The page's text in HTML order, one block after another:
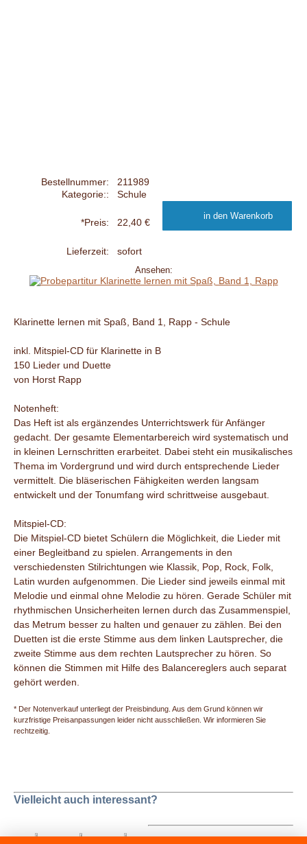
Bestellnummer:
211989
Kategorie::
Schule
*Preis: 22,40 €
Lieferzeit: sofort
Ansehen:
Klarinette lernen mit Spaß, Band 1, Rapp - Schule
inkl. Mitspiel-CD für Klarinette in B
150 Lieder und Duette
von Horst Rapp
Notenheft:
Das Heft ist als ergänzendes Unterrichtswerk für Anfänger
gedacht. Der gesamte Elementarbereich wird systematisch und
in kleinen Lernschritten erarbeitet. Dabei steht ein musikalisches
Thema im Vordergrund und wird durch entsprechende Lieder
vermittelt. Die bläserischen Fähigkeiten werden langsam
entwickelt und der Tonumfang wird schrittweise ausgebaut.
Mitspiel-CD:
Die Mitspiel-CD bietet Schülern die Möglichkeit, die Lieder mit
einer Begleitband zu spielen. Arrangements in den
verschiedensten Stilrichtungen wie Klassik, Pop, Rock, Folk,
Latin wurden aufgenommen. Die Lieder sind jeweils einmal mit
Melodie und einmal ohne Melodie zu hören. Gerade Schüler mit
rhythmischen Unsicher­heiten lernen durch das Zusammenspiel,
das Metrum besser zu halten und genauer zu zählen. Bei den
Duetten ist die erste Stimme aus dem linken Lautsprecher, die
zweite Stimme aus dem rechten Lautsprecher zu hören. So
können die Stimmen mit Hilfe des Balancereglers auch separat
gehört werden.
* Der Notenverkauf unterliegt der Preisbindung. Aus dem Grund können wir
kurzfristige Preisanpassungen leider nicht ausschließen. Wir informieren Sie
rechtzeitig.
Vielleicht auch interessant?